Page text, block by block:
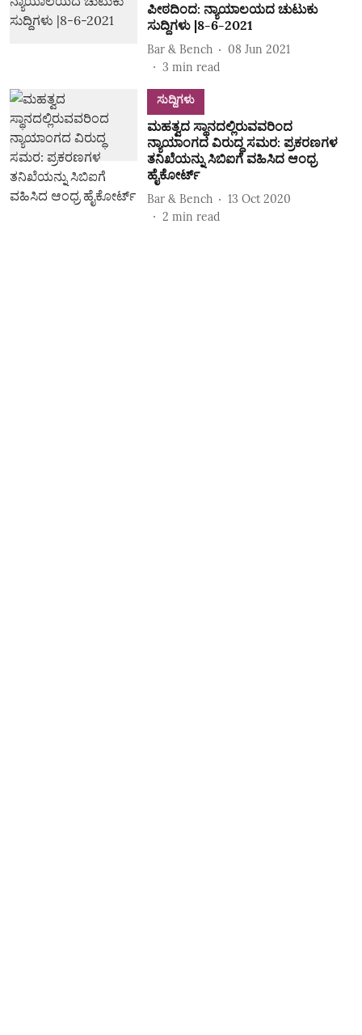
ಪೀಠದಿಂದ: ನ್ಯಾಯಾಲಯದ ಚುಟುಕು
ಸುದ್ದಿಗಳು |8-6-2021
Bar & Bench
08 Jun 2021
3 min read
ಸುದ್ದಿಗಳು
ಮಹತ್ವದ ಸ್ಥಾನದಲ್ಲಿರುವವರಿಂದ
ನ್ಯಾಯಾಂಗದ ವಿರುದ್ಧ ಸಮರ: ಪ್ರಕರಣಗಳ
ತನಿಖೆಯನ್ನು ಸಿಬಿಐಗೆ ವಹಿಸಿದ ಆಂಧ್ರ
ಹೈಕೋರ್ಟ್
Bar & Bench
13 Oct 2020
2 min read